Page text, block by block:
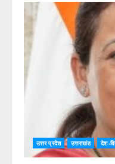
उत्तर प्रदेश उत्तराखंड देश-